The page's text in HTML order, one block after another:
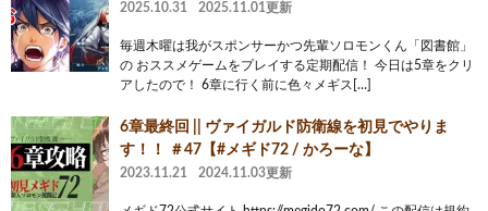
2025.10.31 2025.11.01更新
毎週木曜は我がスポンサーかつ先輩ソロモンくん「図書館」
の おススメゲームをプレイする定期配信！ 今日は5章をクリ
アしたので！ 6章に行く前に色々メギス[…]
6章最終回 || ヴァイガルド防衛線を初見でやりま
す！！ ＃47【#メギド72 / かろーな】
2023.11.21 2024.11.03更新